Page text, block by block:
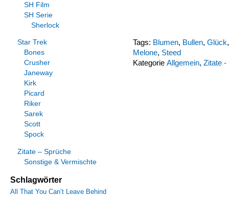
Tags: Blumen, Bullen, Glück
Melone, Steed
Kategorie Allgemein, Zitate -
SH Film
SH Serie
Sherlock
Star Trek
Bones
Crusher
Janeway
Kirk
Picard
Riker
Sarek
Scott
Spock
Zitate – Sprüche
Sonstige & Vermischte
Schlagwörter
All That You Can’t Leave Behind